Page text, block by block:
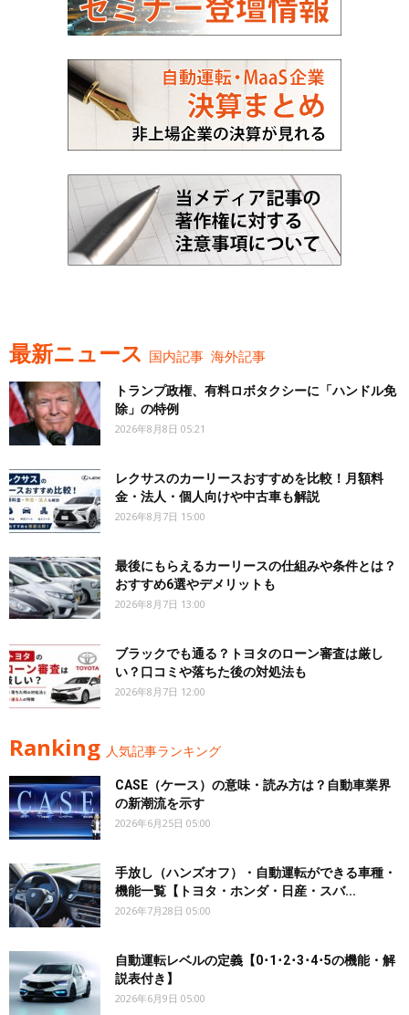
最新ニュース 国内記事 海外記事
トランプ政権、有料ロボタクシーに「ハンドル免
除」の特例
2026年8月8日 05:21
レクサスのカーリースおすすめを比較！月額料
金・法人・個人向けや中古車も解説
2026年8月7日 15:00
最後にもらえるカーリースの仕組みや条件とは？
おすすめ6選やデメリットも
2026年8月7日 13:00
ブラックでも通る？トヨタのローン審査は厳し
い？口コミや落ちた後の対処法も
2026年8月7日 12:00
Ranking 人気記事ランキング
CASE（ケース）の意味・読み方は？自動車業界
の新潮流を示す
2026年6月25日 05:00
手放し（ハンズオフ）・自動運転ができる車種・
機能一覧【トヨタ・ホンダ・日産・スバ...
2026年7月28日 05:00
自動運転レベルの定義【0･1･2･3･4･5の機能・解
説表付き】
2026年6月9日 05:00